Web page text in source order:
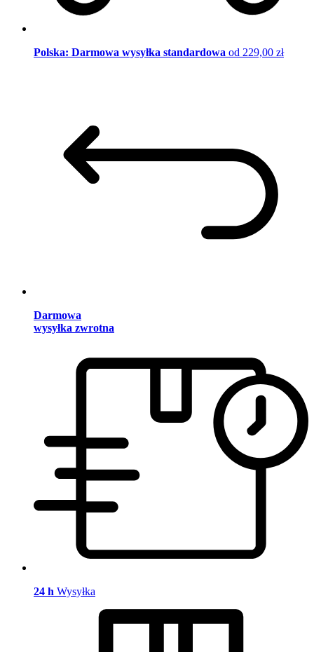
Polska: Darmowa wysyłka standardowa od 229,00 zł
Darmowa
wysyłka zwrotna
24 h Wysyłka